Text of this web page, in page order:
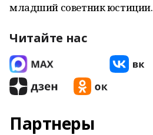
младший советник юстиции.
Читайте нас
Партнеры